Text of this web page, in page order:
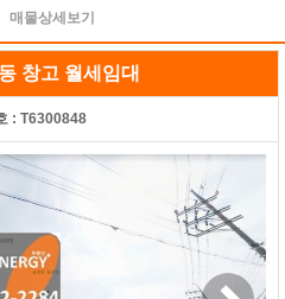
매물상세보기
창고 월세임대
: T6300848